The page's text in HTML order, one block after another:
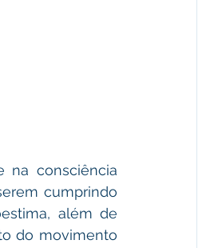
na consciência
cumprindo
além de
do movimento